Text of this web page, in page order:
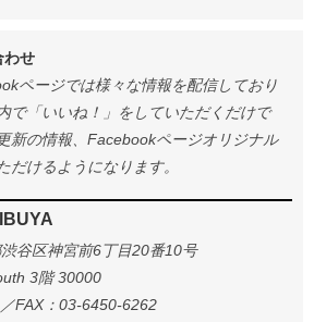
わせ
ページでは様々な情報を配信しており
で「いいね！」をしていただくだけで
新の情報、Facebookページオリジナル
だけるようになります。
谷区神宮前6丁目20番10号
3階 30000
FAX：03-6450-6262